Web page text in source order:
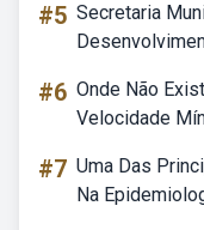
#5 Secretaria
#6 Onde Não
Velocidade
#7 Uma Das
Na